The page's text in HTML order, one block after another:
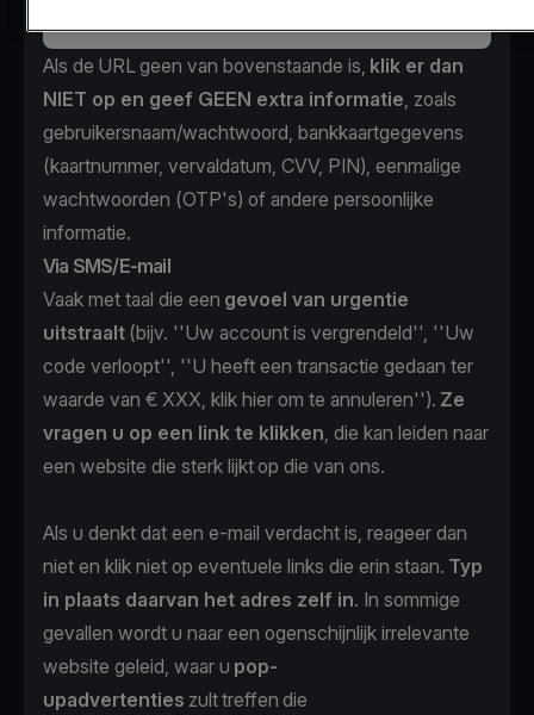
Als de URL geen van bovenstaande is, klik er dan
NIET op en geef GEEN extra informatie, zoals
gebruikersnaam/wachtwoord, bankkaartgegevens
(kaartnummer, vervaldatum, CVV, PIN), eenmalige
wachtwoorden (OTP's) of andere persoonlijke
informatie.
Via SMS/E-mail
Vaak met taal die een gevoel van urgentie
uitstraalt (bijv. ''Uw account is vergrendeld'', ''Uw
code verloopt'', ''U heeft een transactie gedaan ter
waarde van € XXX, klik hier om te annuleren''). Ze
vragen u op een link te klikken, die kan leiden naar
een website die sterk lijkt op die van ons.
Als u denkt dat een e-mail verdacht is, reageer dan
niet en klik niet op eventuele links die erin staan. Typ
in plaats daarvan het adres zelf in. In sommige
gevallen wordt u naar een ogenschijnlijk irrelevante
website geleid, waar u pop-
upadvertenties zult treffen die